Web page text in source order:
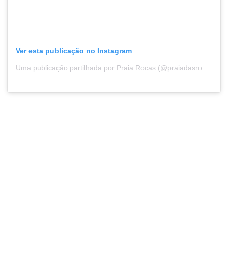
Ver esta publicação no Instagram
Uma publicação partilhada por Praia Rocas (@praiadasrocas)